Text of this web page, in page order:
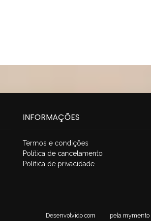
INFORMAÇÕES
Termos e condições
Política de cancelamento
Política de privacidade
Desenvolvido com pela mymento